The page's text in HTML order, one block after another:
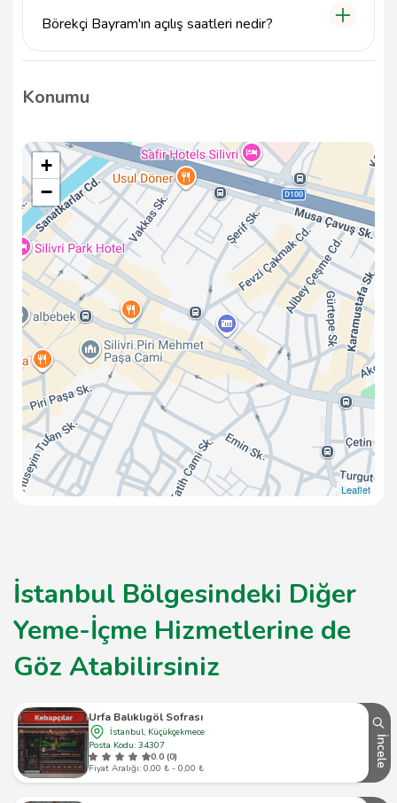
Börekçi Bayram'ın açılış saatleri nedir?
Börekçi Bayram, haftanın her günü hizmet vermekte
doğrudan iletişime geçebilirsiniz.
Konumu
+
−
Leaflet
İstanbul Bölgesindeki Diğer
Yeme-İçme Hizmetlerine de
Göz Atabilirsiniz
Urfa Balıklıgöl Sofrası
İstanbul, Küçükçekmece
Posta Kodu: 34307
0.0 (0)
Fiyat Aralığı: 0,00 ₺ - 0,00 ₺
İncele